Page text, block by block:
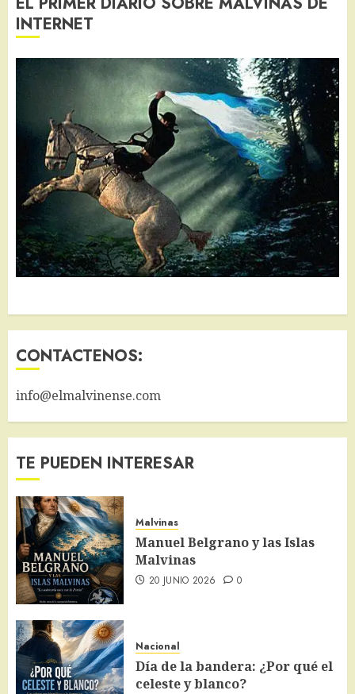
INTERNET
CONTACTENOS:
info@elmalvinense.com
TE PUEDEN INTERESAR
Malvinas
Manuel Belgrano y las Islas
Malvinas
20 JUNIO 2026 0
Nacional
Día de la bandera: ¿Por qué el
celeste y blanco?